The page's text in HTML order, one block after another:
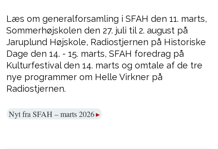
Læs om generalforsamling i SFAH den 11. marts,
Sommerhøjskolen den 27. juli til 2. august på
Jaruplund Højskole, Radiostjernen på Historiske
Dage den 14. - 15. marts, SFAH foredrag på
Kulturfestival den 14. marts og omtale af de tre
nye programmer om Helle Virkner på
Radiostjernen.
Nyt fra SFAH – marts 2026